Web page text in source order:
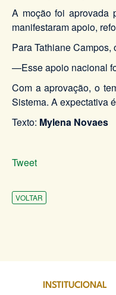
A moção foi aprovada
manifestaram apoio,
Para Tathiane
—Esse apoio nacional
Com a aprovação, o
Sistema. A expectativa
Texto: Mylena Novaes
Tweet
VOLTAR
INSTITUCIONAL